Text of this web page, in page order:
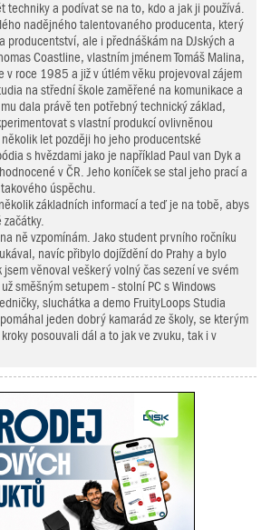
techniky a podívat se na to, kdo a jak ji používá.
nadějného talentovaného producenta, který
producentství, ale i přednáškám na DJských a
Coastline, vlastním jménem Tomáš Malina,
v roce 1985 a již v útlém věku projevoval zájem
na střední škole zaměřené na komunikace a
dala právě ten potřebný technický základ,
s vlastní produkcí ovlivněnou
let později ho jeho producentské
s hvězdami jako je například Paul van Dyk a
v ČR. Jeho koníček se stal jeho prací a
úspěchu.
základních informací a teď je na tobě, abys
začátky.
ně vzpomínám. Jako student prvního ročníku
navíc přibylo dojíždění do Prahy a bylo
věnoval veškerý volný čas sezení ve svém
směšným setupem - stolní PC s Windows
sluchátka a demo FruityLoops Studia
jeden dobrý kamarád ze školy, se kterým
posouvali dál a to jak ve zvuku, tak i v